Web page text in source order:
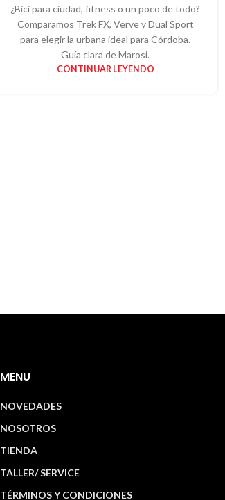
¿Bici para ciudad, fitness o un poco de todo?
Comparamos Trek FX, Verve y Dual Sport
para elegir la urbana ideal para Córdoba.
Guía clara de Marosi.
CONTINUAR LEYENDO
MENU
NOVEDADES
NOSOTROS
TIENDA
TALLER/ SERVICE
TÉRMINOS Y CONDICIONES